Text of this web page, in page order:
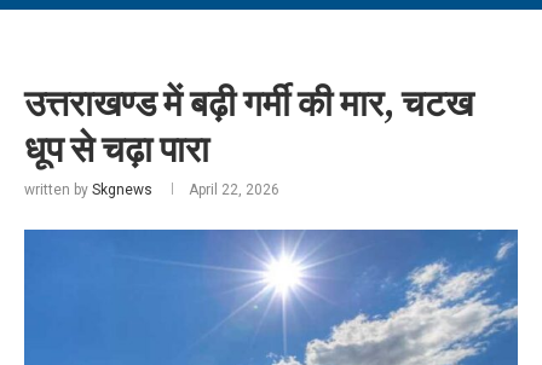
उत्तराखण्ड में बढ़ी गर्मी की मार, चटख
धूप से चढ़ा पारा
written by Skgnews April 22, 2026